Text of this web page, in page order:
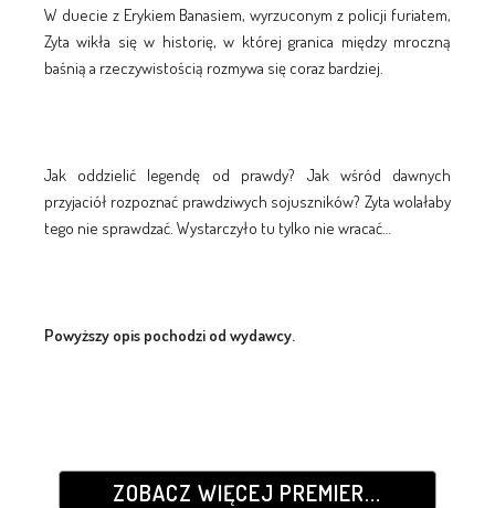
W duecie z Erykiem Banasiem, wyrzuconym z policji furiatem,
Zyta wikła się w historię, w której granica między mroczną
baśnią a rzeczywistością rozmywa się coraz bardziej.
Jak oddzielić legendę od prawdy? Jak wśród dawnych
przyjaciół rozpoznać prawdziwych sojuszników? Zyta wolałaby
tego nie sprawdzać. Wystarczyło tu tylko nie wracać…
Powyższy opis pochodzi od wydawcy.
ZOBACZ WIĘCEJ PREMIER...